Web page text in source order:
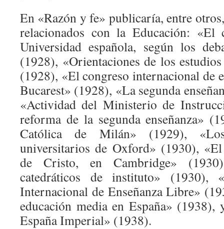
En «Razón y fe» publicaría, entre
relacionados con la Educación: «El
Universidad española, según los
(1928), «Orientaciones de los
(1928), «El congreso internacional de
Bucarest» (1928), «La segunda
«Actividad del Ministerio de
reforma de la segunda enseñanza»
Católica de Milán» (1929),
universitarios de Oxford» (1930),
de Cristo, en Cambridge»
catedráticos de instituto» (1930),
Internacional de Enseñanza Libre»
educación media en España» (1938),
España Imperial» (1938).